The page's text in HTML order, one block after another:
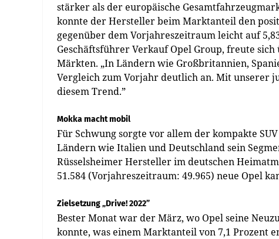
stärker als der europäische
konnte der Hersteller beim Marktanteil den
gegenüber dem Vorjahreszeitraum leicht auf
Geschäftsführer Verkauf Opel Group, freute
Märkten. „In Ländern wie Großbritannien,
Vergleich zum Vorjahr deutlich an. Mit
diesem Trend.”
Mokka macht mobil
Für Schwung sorgte vor allem der kompakte
Ländern wie Italien und Deutschland sein
Rüsselsheimer Hersteller im deutschen
51.584 (Vorjahreszeitraum: 49.965) neue Opel
Zielsetzung „Drive! 2022”
Bester Monat war der März, wo Opel seine
konnte, was einem Marktanteil von 7,1 Prozent